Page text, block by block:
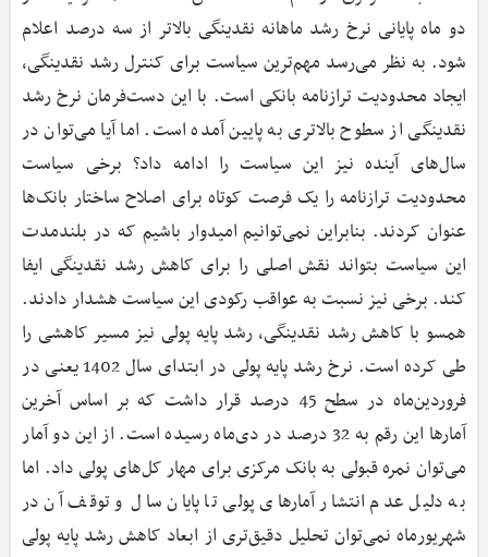
دو ماه پایانی نرخ رشد ماهانه نقدینگی بالاتر از سه درصد اعلام
شود. به نظر می‌رسد مهم‌ترین سیاست برای کنترل رشد نقدینگی،
ایجاد محدودیت ترازنامه بانکی است. با این دست‌فرمان نرخ رشد
نقدینگی از سطوح بالاتری به پایین آمده است. اما آیا می‌توان در
سال‌های آینده نیز این سیاست را ادامه داد؟ برخی سیاست
محدودیت ترازنامه را یک فرصت کوتاه برای اصلاح ساختار بانک‌ها
عنوان کردند. بنابراین نمی‌توانیم امیدوار باشیم که در بلندمدت
این سیاست بتواند نقش اصلی را برای کاهش رشد نقدینگی ایفا
کند. برخی نیز نسبت به عواقب رکودی این سیاست هشدار دادند.
همسو با کاهش رشد نقدینگی، رشد پایه پولی نیز مسیر کاهشی را
طی کرده است. نرخ رشد پایه پولی در ابتدای سال 1402 یعنی در
فروردین‌ماه در سطح 45 درصد قرار داشت که بر اساس آخرین
آمارها این رقم به 32 درصد در دی‌ماه رسیده است. از این دو آمار
می‌توان نمره قبولی به بانک مرکزی برای مهار کل‌های پولی داد. اما
به دلیل عدم انتشار آمارهای پولی تا پایان سال و توقف آن در
شهریورماه نمی‌توان تحلیل دقیق‌تری از ابعاد کاهش رشد پایه پولی